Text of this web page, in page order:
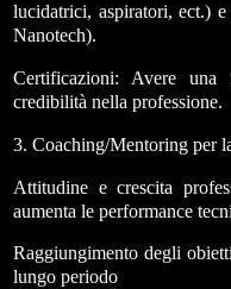
lucidatrici, aspiratori, ect.)
Nanotech).
Certificazioni: Avere una
credibilità nella professione.
3. Coaching/Mentoring per
Attitudine e crescita
aumenta le performance
Raggiungimento degli
lungo periodo